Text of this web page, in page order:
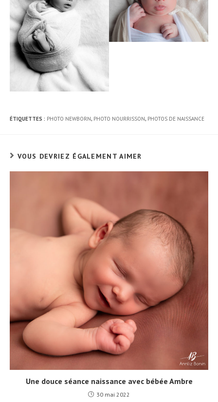
ÉTIQUETTES : PHOTO NEWBORN, PHOTO NOURRISSON, PHOTOS DE NAISSANCE
VOUS DEVRIEZ ÉGALEMENT AIMER
Une douce séance naissance avec bébée Ambre
30 mai 2022